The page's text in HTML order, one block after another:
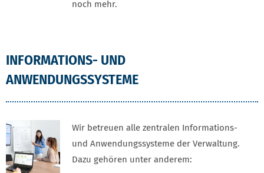
noch mehr.
INFORMATIONS- UND
ANWENDUNGSSYSTEME
Wir betreuen alle zentralen Informations-
und Anwendungssysteme der Verwaltung.
Dazu gehören unter anderem: